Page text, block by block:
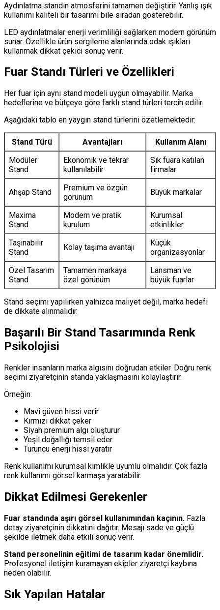
Aydınlatma standın atmosferini tamamen değiştirir. Yanlış ışık
kullanımı kaliteli bir tasarımı bile sıradan gösterebilir.
LED aydınlatmalar enerji verimliliği sağlarken modern görünüm
sunar. Özellikle ürün sergileme alanlarında odak ışıkları
kullanmak dikkat çekici sonuç verir.
Fuar Standı Türleri ve Özellikleri
Her fuar için aynı stand modeli uygun olmayabilir. Marka
hedeflerine ve bütçeye göre farklı stand türleri tercih edilir.
Aşağıdaki tablo en yaygın stand türlerini özetlemektedir:
Stand Türü Avantajları
Kullanım Alanı
Modüler
Stand
Ekonomik ve tekrar
kullanılabilir
Sık fuara katılan
firmalar
Ahşap Stand
Premium ve özgün
görünüm
Büyük markalar
Maxima
Stand
Modern ve pratik
kurulum
Kurumsal
etkinlikler
Taşınabilir
Stand
Kolay taşıma avantajı
Küçük
organizasyonlar
Özel Tasarım
Stand
Tamamen markaya
özel görünüm
Lansman ve
büyük fuarlar
Stand seçimi yapılırken yalnızca maliyet değil, marka hedefi
de dikkate alınmalıdır.
Başarılı Bir Stand Tasarımında Renk
Psikolojisi
Renkler insanların marka algısını doğrudan etkiler. Doğru renk
seçimi ziyaretçinin standa yaklaşmasını kolaylaştırır.
Örneğin:
Mavi güven hissi verir
Kırmızı dikkat çeker
Siyah premium algı oluşturur
Yeşil doğallığı temsil eder
Turuncu enerji hissi yaratır
Renk kullanımı kurumsal kimlikle uyumlu olmalıdır. Çok fazla
renk kullanımı görsel karmaşa yaratabilir.
Dikkat Edilmesi Gerekenler
Fuar standında aşırı görsel kullanımından kaçının. Fazla
detay ziyaretçinin dikkatini dağıtır. Mesajı sade ve güçlü
şekilde iletmek daha etkili sonuç verir.
Stand personelinin eğitimi de tasarım kadar önemlidir.
Profesyonel iletişim kuramayan ekipler ziyaretçi kaybına
neden olabilir.
Sık Yapılan Hatalar